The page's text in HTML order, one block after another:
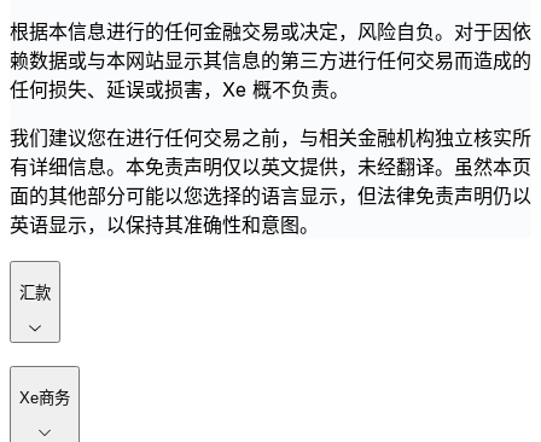
根据本信息进行的任何金融交易或决定，风险自负。对于因依
赖数据或与本网站显示其信息的第三方进行任何交易而造成的
任何损失、延误或损害，Xe 概不负责。
我们建议您在进行任何交易之前，与相关金融机构独立核实所
有详细信息。本免责声明仅以英文提供，未经翻译。虽然本页
面的其他部分可能以您选择的语言显示，但法律免责声明仍以
英语显示，以保持其准确性和意图。
汇款
Xe商务